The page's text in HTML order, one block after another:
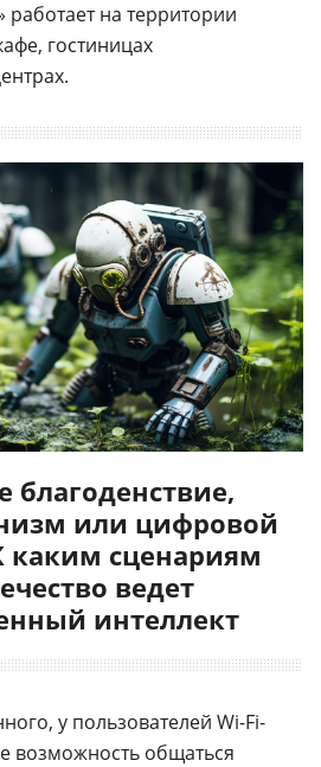
работает на территории
гостиницах
благоденствие,
или цифровой
сценариям
ведет
интеллект
у пользователей Wi-Fi-
возможность общаться